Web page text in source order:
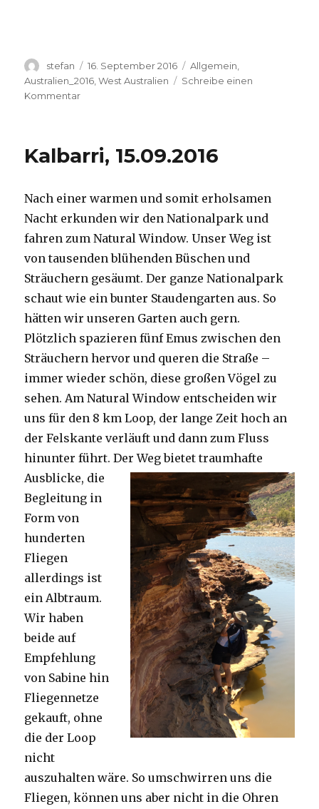
Autor
stefan
Veröffentlicht
am
16. September 2016 Kategorien
Allgemein
Australien_2016 ,West Australien
Schreibe einen
Kommentarzu
Kalbarri, 15.09.2016
Nach einer warmen und somit erholsamen
Nacht erkunden wir den Nationalpark und
fahren zum Natural Window. Unser Weg ist
von tausenden blühenden Büschen und
Sträuchern gesäumt. Der ganze Nationalpark
schaut wie ein bunter Staudengarten aus. So
hätten wir unseren Garten auch gern.
Plötzlich spazieren fünf Emus zwischen den
Sträuchern hervor und queren die Straße –
immer wieder schön, diese großen Vögel zu
sehen. Am Natural Window entscheiden wir
uns für den 8 km Loop, der lange Zeit hoch an
der Felskante verläuft und dann zum Fluss
hinunter führt. Der Weg bietet traumhafte
Ausblicke, die
Begleitung in
Form von
hunderten
Fliegen
allerdings ist
ein Albtraum.
Wir haben
beide auf
Empfehlung
von Sabine hin
Fliegennetze
gekauft, ohne
die der Loop
nicht
auszuhalten wäre. So umschwirren uns die
Fliegen, können uns aber nicht in die Ohren